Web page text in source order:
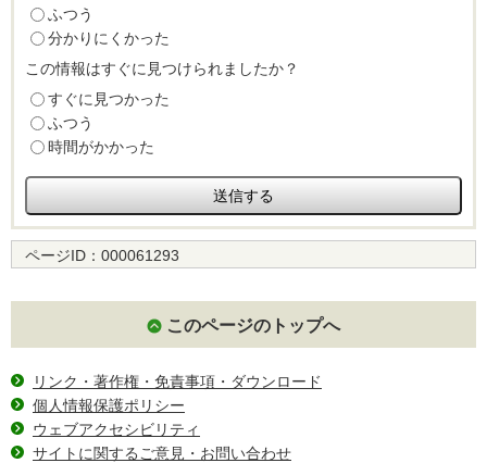
ふつう
分かりにくかった
この情報はすぐに見つけられましたか？
すぐに見つかった
ふつう
時間がかかった
ページID： 000061293
このページのトップへ
リンク・著作権・免責事項・ダウンロード
個人情報保護ポリシー
ウェブアクセシビリティ
サイトに関するご意見・お問い合わせ